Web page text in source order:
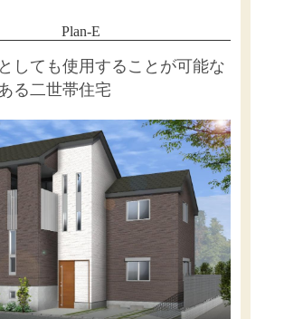
Plan-E
しても使用することが可能な
る二世帯住宅